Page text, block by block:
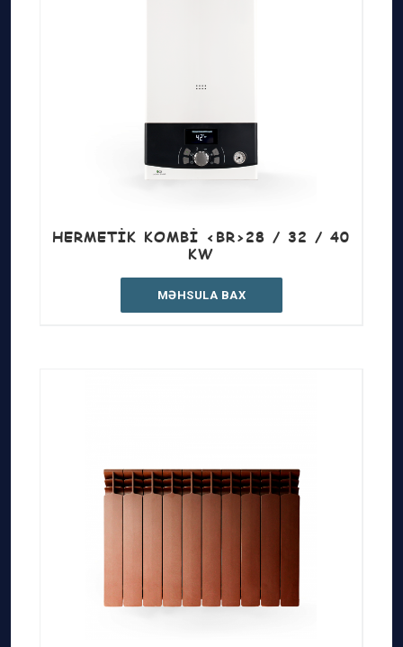
HERMETIK KOMBI <BR>28 / 32 / 40
KW
MƏHSULA BAX